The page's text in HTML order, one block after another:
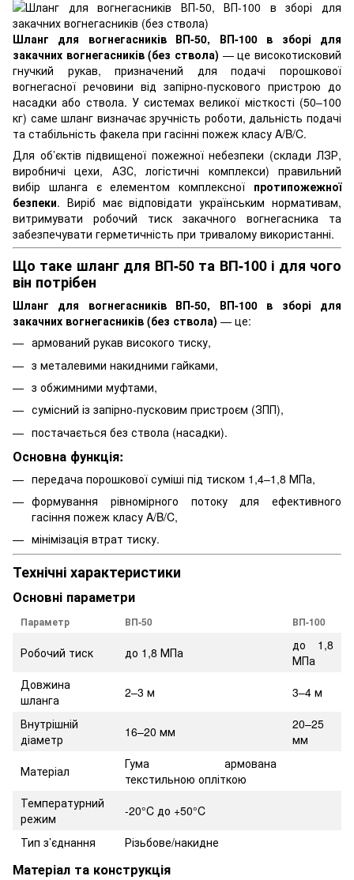
Шланг для вогнегасників ВП-50, ВП-100 в зборі для
закачних вогнегасників (без ствола) — це високотисковий
гнучкий рукав, призначений для подачі порошкової
вогнегасної речовини від запірно-пускового пристрою до
насадки або ствола. У системах великої місткості (50–100
кг) саме шланг визначає зручність роботи, дальність подачі
та стабільність факела при гасінні пожеж класу A/B/C.
Для об’єктів підвищеної пожежної небезпеки (склади ЛЗР,
виробничі цехи, АЗС, логістичні комплекси) правильний
вибір шланга є елементом комплексної протипожежної
безпеки. Виріб має відповідати українським нормативам,
витримувати робочий тиск закачного вогнегасника та
забезпечувати герметичність при тривалому використанні.
Що таке шланг для ВП-50 та ВП-100 і для чого
він потрібен
Шланг для вогнегасників ВП-50, ВП-100 в зборі для
закачних вогнегасників (без ствола) — це:
армований рукав високого тиску,
з металевими накидними гайками,
з обжимними муфтами,
сумісний із запірно-пусковим пристроєм (ЗПП),
постачається без ствола (насадки).
Основна функція:
передача порошкової суміші під тиском 1,4–1,8 МПа,
формування рівномірного потоку для ефективного
гасіння пожеж класу A/B/C,
мінімізація втрат тиску.
Технічні характеристики
Основні параметри
Параметр ВП-50 ВП-100
Робочий тиск до 1,8 МПа
до 1,8
МПа
Довжина
шланга
2–3 м
3–4 м
Внутрішній
діаметр
16–20 мм
20–25
мм
Матеріал
Гума армована
текстильною опліткою
Температурний
режим
-20°C до +50°C
Тип з’єднання
Різьбове/накидне
Матеріал та конструкція